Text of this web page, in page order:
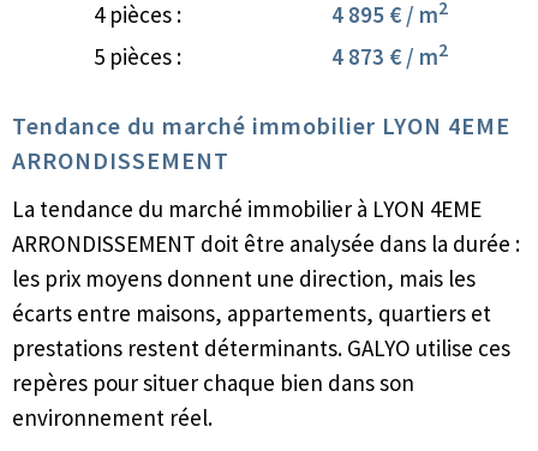
4 pièces : 4 895 € / m2
5 pièces : 4 873 € / m2
Tendance du marché immobilier LYON 4EME
ARRONDISSEMENT
La tendance du marché immobilier à LYON 4EME
ARRONDISSEMENT doit être analysée dans la durée :
les prix moyens donnent une direction, mais les
écarts entre maisons, appartements, quartiers et
prestations restent déterminants. GALYO utilise ces
repères pour situer chaque bien dans son
environnement réel.